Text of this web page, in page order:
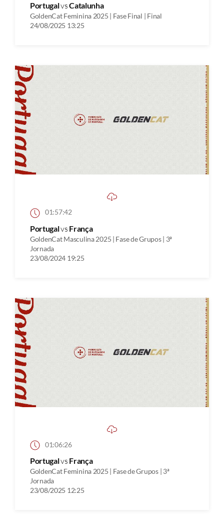
PortugalvsCatalunha
GoldenCat Feminina 2025 | Fase Final | Final
24/08/2025 13:25
01:57:42
Portugalvs França
GoldenCat Masculina 2025 | Fase de Grupos | 3ª
Jornada
23/08/2024 19:25
01:06:26
Portugalvs França
GoldenCat Feminina 2025 | Fase de Grupos | 3ª
Jornada
23/08/2025 12:25